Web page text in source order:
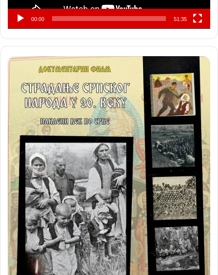
00:00 51:35